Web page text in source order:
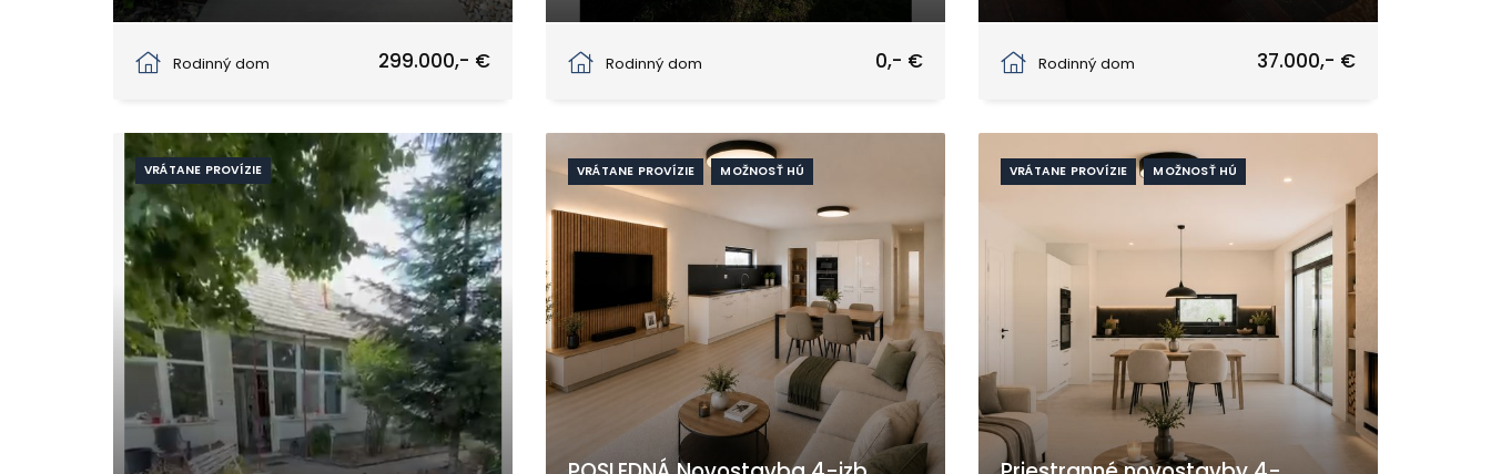
Rodinný dom
299.000,- €
Rodinný dom
0,- €
Rodinný dom
37.000,- €
VRÁTANE PROVÍZIE VRÁTANE PROVÍZIE MOŽNOSŤ HÚ VRÁTANE PROVÍZIE MOŽNOSŤ HÚ